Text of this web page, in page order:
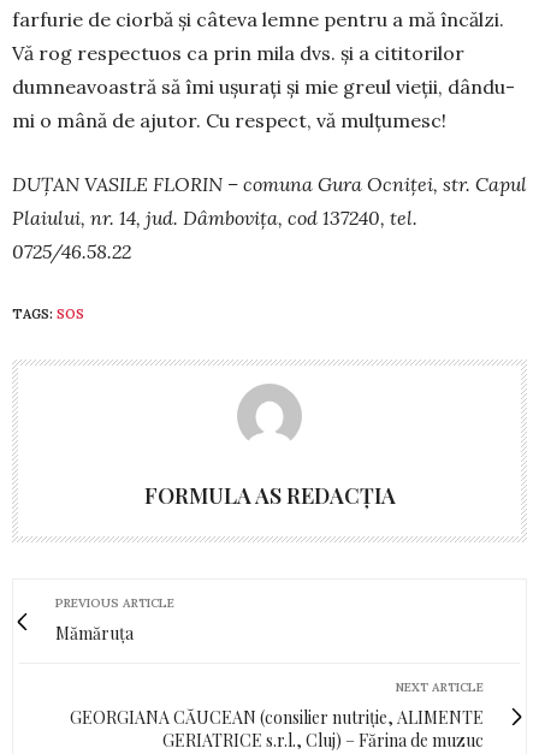
far­furie de ciorbă și câteva lemne pentru a mă încălzi.
Vă rog respectuos ca prin mila dvs. și a cititorilor
dumneavoastră să îmi ușurați și mie greul vieții, dân­du-
mi o mână de ajutor. Cu respect, vă mulțumesc!
DUȚAN VASILE FLORIN – comuna Gura Ocniței, str. Capul
Plaiului, nr. 14, jud. Dâmbovița, cod 137240, tel.
0725/46.58.22
TAGS: SOS
FORMULA AS REDACȚIA
PREVIOUS ARTICLE
Mămăruța
NEXT ARTICLE
GEORGIANA CĂUCEAN (consilier nutriție, ALIMENTE
GERIATRICE s.r.l., Cluj) – Fărina de muzuc